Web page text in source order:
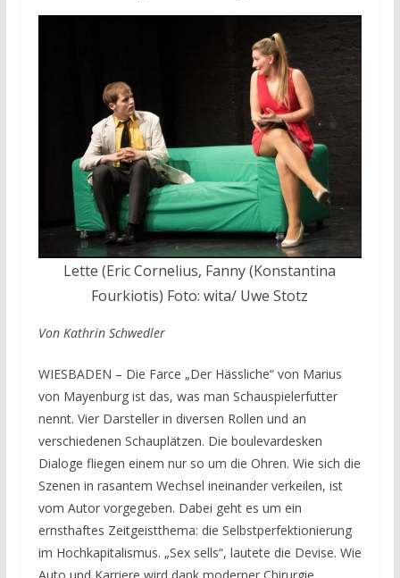
Lette (Eric Cornelius, Fanny (Konstantina
Fourkiotis) Foto: wita/ Uwe Stotz
Von Kathrin Schwedler
WIESBADEN – Die Farce „Der Hässliche“ von Marius
von Mayenburg ist das, was man Schauspielerfutter
nennt. Vier Darsteller in diversen Rollen und an
verschiedenen Schauplätzen. Die boulevardesken
Dialoge fliegen einem nur so um die Ohren. Wie sich die
Szenen in rasantem Wechsel ineinander verkeilen, ist
vom Autor vorgegeben. Dabei geht es um ein
ernsthaftes Zeitgeistthema: die Selbstperfektionierung
im Hochkapitalismus. „Sex sells“, lautete die Devise. Wie